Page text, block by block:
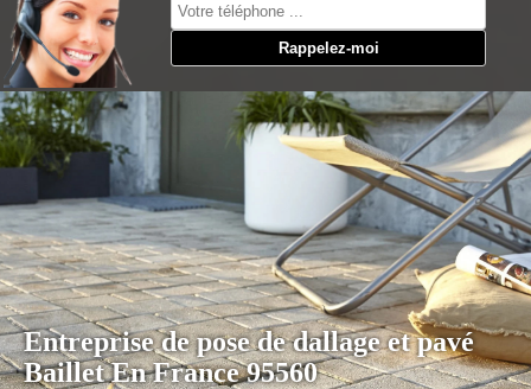
Entreprise de pose de dallage et pavé
Baillet En France 95560